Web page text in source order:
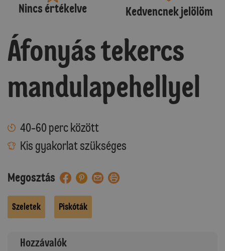
Nincs értékelve Kedvencnek jelölöm
Áfonyás tekercs
mandulapehellyel
40-60 perc között
Kis gyakorlat szükséges
Megosztás
Szeletek Piskóták
Hozzávalók